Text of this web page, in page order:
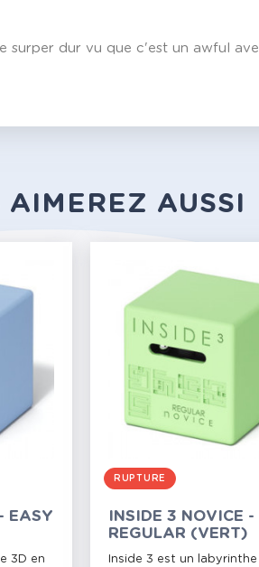
surper dur vu que c'est un awful
AIMEREZ AUSSI
EASY
3D en
RUPTURE
INSIDE 3 NOVICE -
REGULAR (VERT)
Inside 3 est un labyrinthe